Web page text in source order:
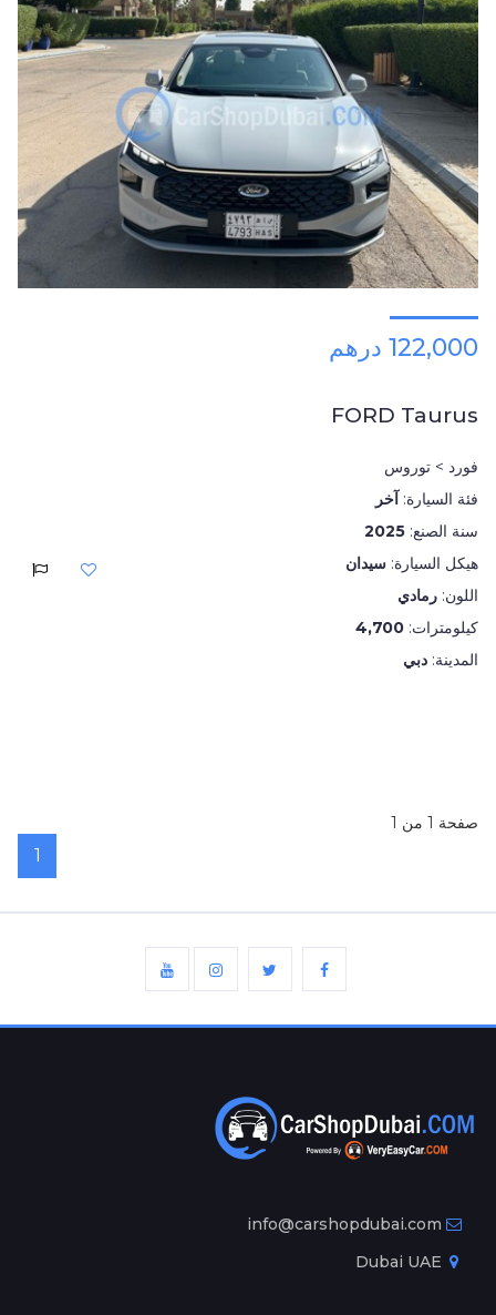
122,000 درهم
FORD Taurus
فورد > توروس
فئة السيارة: آخر
سنة الصنع: 2025
هيكل السيارة: سيدان
اللون: رمادي
كيلومترات: 4,700
المدينة: دبي
صفحة 1 من 1
1
info@carshopdubai.com